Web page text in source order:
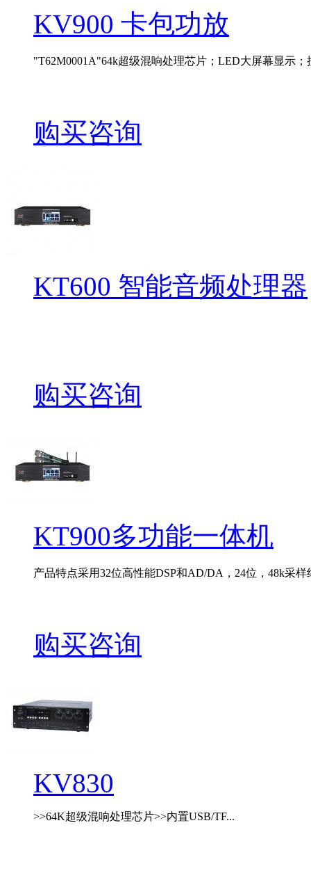
KV900 卡包功放
"T62M0001A"64k超级混响处理芯片；LED大屏幕显示；
购买咨询
KT600 智能音频处理器
购买咨询
KT900多功能一体机
产品特点采用32位高性能DSP和AD/DA，24位，48k采样
购买咨询
KV830
>>64K超级混响处理芯片>>内置USB/TF...